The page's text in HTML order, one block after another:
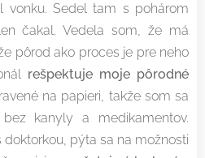
vonku. Sedel tam s pohárom
čakal. Vedela som, že má
pôrod ako proces je pre neho
rešpektuje moje pôrodné
na papieri, takže som sa
kanyly a medikamentov.
doktorkou, pýta sa na možnosti